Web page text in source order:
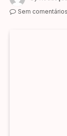
Sem comentários